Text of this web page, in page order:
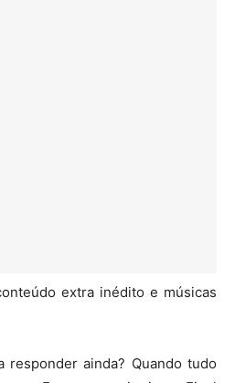
extra inédito e músicas
responder ainda? Quando tudo